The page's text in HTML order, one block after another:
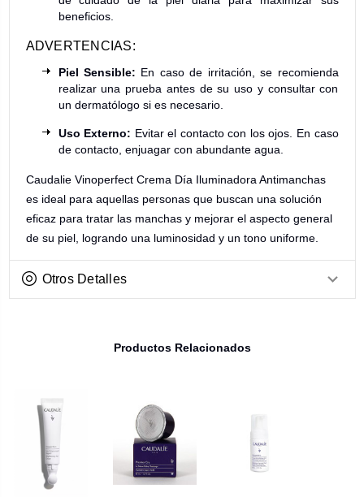
beneficios.
ADVERTENCIAS:
Piel Sensible: En caso de irritación, se recomienda
realizar una prueba antes de su uso y consultar con
un dermatólogo si es necesario.
Uso Externo: Evitar el contacto con los ojos. En caso
de contacto, enjuagar con abundante agua.
Caudalie Vinoperfect Crema Día Iluminadora Antimanchas
es ideal para aquellas personas que buscan una solución
eficaz para tratar las manchas y mejorar el aspecto general
de su piel, logrando una luminosidad y un tono uniforme.
Otros Detalles
Productos Relacionados